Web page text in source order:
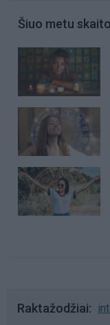
Šiuo metu
Raktažodžiai